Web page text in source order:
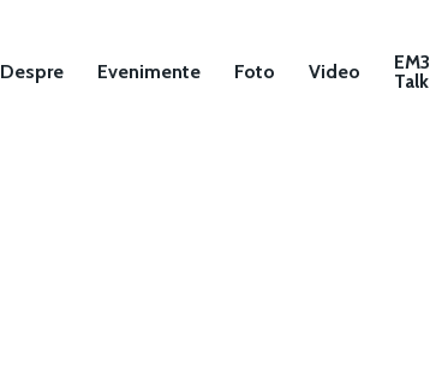
Despre Evenimente Foto Video
Talk